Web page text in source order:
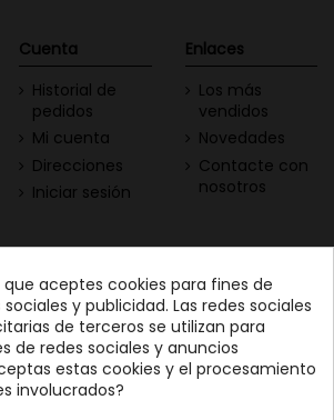
Cuenta
Historial de
pedidos
Mi cuenta
Direcciones
Iniciar sesión
Enlaces
Los más
vendidos
Novedades
Contacte con
nosotros
y
Descarga nuestra App
Todo el vino a tu
alcance
aceptes cookies para fines de
y publicidad. Las redes sociales
de terceros se utilizan para
de redes sociales y anuncios
estas cookies y el procesamiento
involucrados?